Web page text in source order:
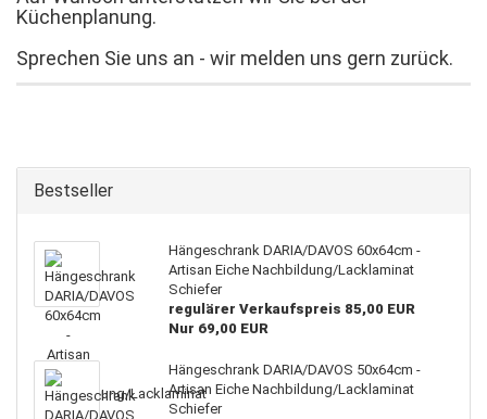
Küchenplanung.
Sprechen Sie uns an - wir melden uns gern zurück.
Bestseller
Hängeschrank DARIA/DAVOS 60x64cm -
Artisan Eiche Nachbildung/Lacklaminat
Schiefer
regulärer Verkaufspreis 85,00 EUR
Nur 69,00 EUR
Hängeschrank DARIA/DAVOS 50x64cm -
Artisan Eiche Nachbildung/Lacklaminat
Schiefer